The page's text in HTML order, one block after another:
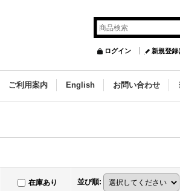
ログイン 新規登録
ご利用案内 English お問い合わせ
在庫あり 並び順: